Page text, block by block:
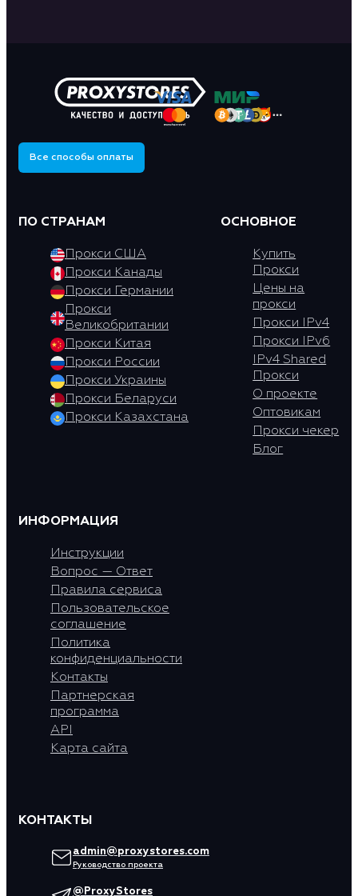
Все способы оплаты
ПО СТРАНАМ
Прокси США
Прокси Канады
Прокси Германии
Прокси
Великобритании
Прокси Китая
Прокси России
Прокси Украины
Прокси Беларуси
Прокси Казахстана
ОСНОВНОЕ
Купить
Прокси
Цены на
прокси
Прокси IPv4
Прокси IPv6
IPv4 Shared
Прокси
О проекте
Оптовикам
Прокси чекер
Блог
ИНФОРМАЦИЯ
Инструкции
Вопрос — Ответ
Правила сервиса
Пользовательское
соглашение
Политика
конфиденциальности
Контакты
Партнерская
программа
API
Карта сайта
КОНТАКТЫ
admin@proxystores.com
Руководство проекта
@ProxyStores